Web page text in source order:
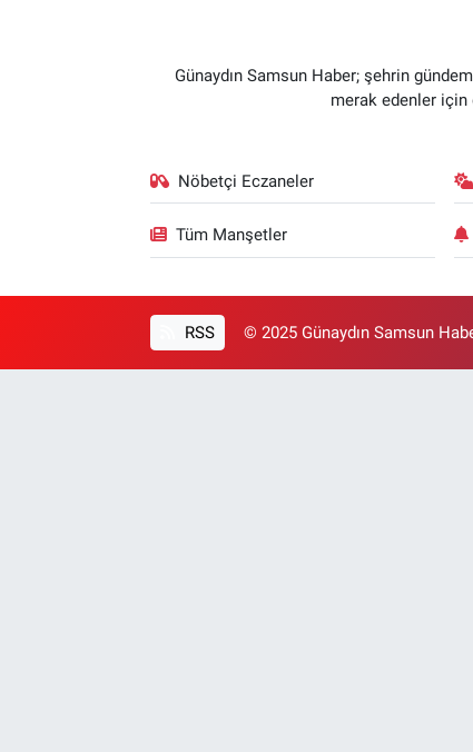
Günaydın Samsun Haber; şehrin
merak edenler için
Nöbetçi Eczaneler
Tüm Manşetler
RSS © 2025 Günaydın Samsun